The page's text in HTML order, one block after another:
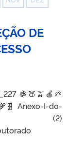
DE
🍇🍑🫒🍎🌱
Anexo-I-do-
(2)